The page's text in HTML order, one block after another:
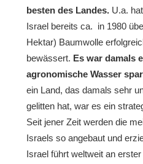
besten des Landes.U.a.
Israel bereits ca. in 1980
Hektar) Baumwolle
bewässert. Es war damals
agronomische Wasser
ein Land, das damals sehr
gelitten hat, war es ein
Seit jener Zeit werden die
Israels so angebaut und
Israel führt weltweit an